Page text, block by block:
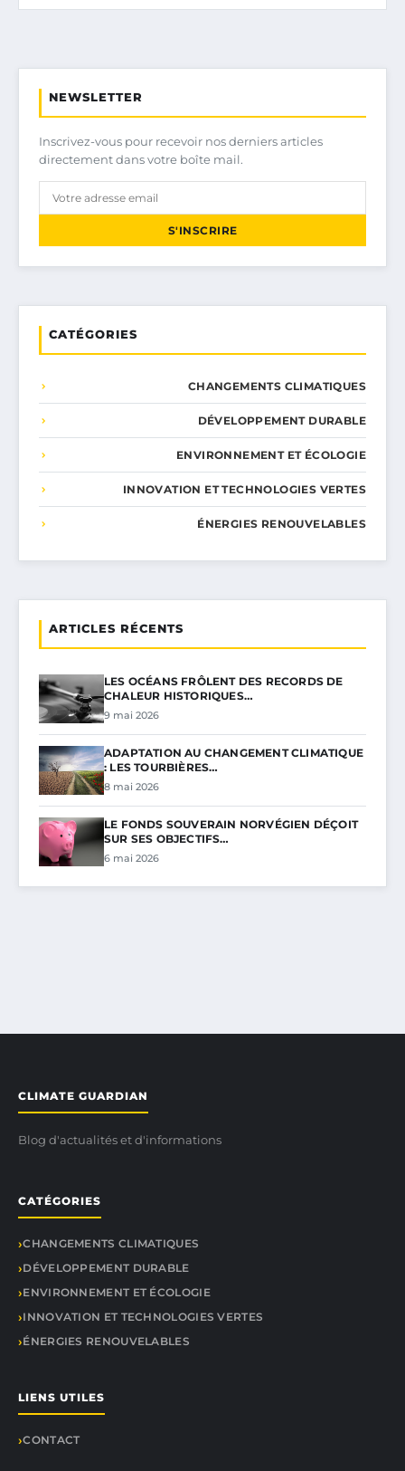
NEWSLETTER
Inscrivez-vous pour recevoir nos derniers articles
directement dans votre boîte mail.
S'INSCRIRE
CATÉGORIES
CHANGEMENTS CLIMATIQUES
DÉVELOPPEMENT DURABLE
ENVIRONNEMENT ET ÉCOLOGIE
INNOVATION ET TECHNOLOGIES VERTES
ÉNERGIES RENOUVELABLES
ARTICLES RÉCENTS
LES OCÉANS FRÔLENT DES RECORDS DE
CHALEUR HISTORIQUES…
9 mai 2026
ADAPTATION AU CHANGEMENT CLIMATIQUE
: LES TOURBIÈRES…
8 mai 2026
LE FONDS SOUVERAIN NORVÉGIEN DÉÇOIT
SUR SES OBJECTIFS…
6 mai 2026
CLIMATE GUARDIAN
Blog d'actualités et d'informations
CATÉGORIES
CHANGEMENTS CLIMATIQUES
DÉVELOPPEMENT DURABLE
ENVIRONNEMENT ET ÉCOLOGIE
INNOVATION ET TECHNOLOGIES VERTES
ÉNERGIES RENOUVELABLES
LIENS UTILES
CONTACT